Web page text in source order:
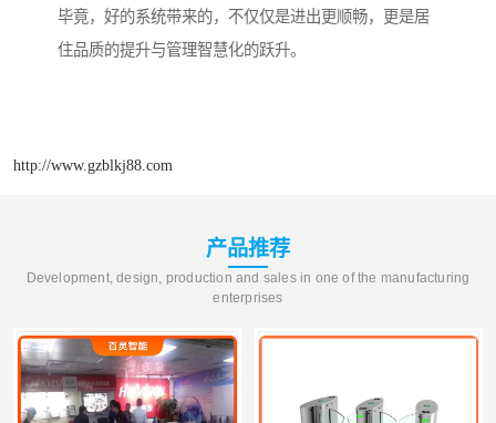
毕竟，好的系统带来的，不仅仅是进出更顺畅，更是居
住品质的提升与管理智慧化的跃升。
http://www.gzblkj88.com
产品推荐
Development, design, production and sales in one of the manufacturing
enterprises